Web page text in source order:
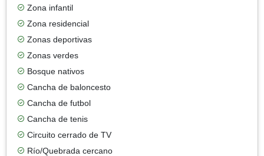
Zona infantil
Zona residencial
Zonas deportivas
Zonas verdes
Bosque nativos
Cancha de baloncesto
Cancha de futbol
Cancha de tenis
Circuito cerrado de TV
Río/Quebrada cercano